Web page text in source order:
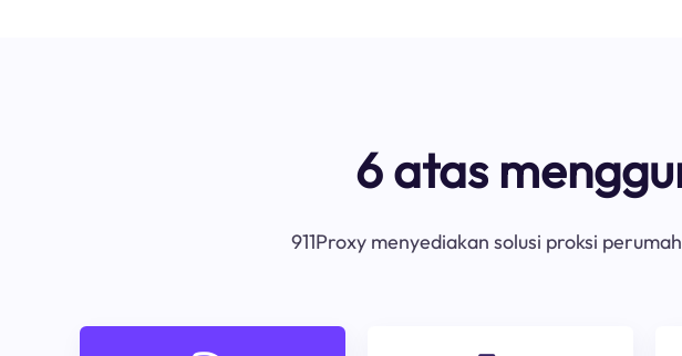
6 atas
911Proxy menyediakan solusi proksi